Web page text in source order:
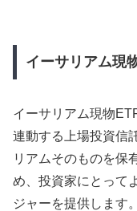
イーサリアム現
イーサリアム現物
連動する上場投資信
リアムそのものを保
め、投資家にとって
ジャーを提供します